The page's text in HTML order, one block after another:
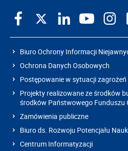
Biuro Ochrony Informacji
Ochrona Danych Osobowych
Postępowanie w sytuacji zagrożeń
Projekty realizowane ze środków
środków Państwowego Funduszu
Zamówienia publiczne
Biuro ds. Rozwoju Potencjału
Centrum Informatyzacji